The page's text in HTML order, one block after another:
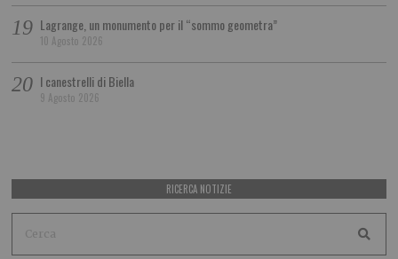
Lagrange, un monumento per il “sommo geometra”
10 Agosto 2026
I canestrelli di Biella
9 Agosto 2026
RICERCA NOTIZIE